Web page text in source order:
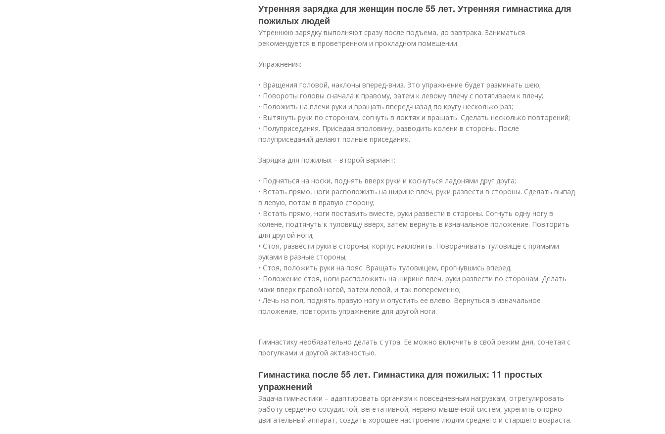
Утренняя зарядка для женщин после 55 лет. Утренняя гимнастика для
пожилых людей
Утреннюю зарядку выполняют сразу после подъема, до завтрака. Заниматься
рекомендуется в проветренном и прохладном помещении.
Упражнения:
• Вращения головой, наклоны вперед-вниз. Это упражнение будет разминать шею;
• Повороты головы сначала к правому, затем к левому плечу с потягиваем к плечу;
• Положить на плечи руки и вращать вперед-назад по кругу несколько раз;
• Вытянуть руки по сторонам, согнуть в локтях и вращать. Сделать несколько повторений;
• Полуприседания. Приседая вполовину, разводить колени в стороны. После
полуприседаний делают полные приседания.
Зарядка для пожилых – второй вариант:
• Подняться на носки, поднять вверх руки и коснуться ладонями друг друга;
• Встать прямо, ноги расположить на ширине плеч, руки развести в стороны. Сделать выпад
в левую, потом в правую сторону;
• Встать прямо, ноги поставить вместе, руки развести в стороны. Согнуть одну ногу в
колене, подтянуть к туловищу вверх, затем вернуть в изначальное положение. Повторить
для другой ноги;
• Стоя, развести руки в стороны, корпус наклонить. Поворачивать туловище с прямыми
руками в разные стороны;
• Стоя, положить руки на пояс. Вращать туловищем, прогнувшись вперед;
• Положение стоя, ноги расположить на ширине плеч, руки развести по сторонам. Делать
махи вверх правой ногой, затем левой, и так попеременно;
• Лечь на пол, поднять правую ногу и опустить ее влево. Вернуться в изначальное
положение, повторить упражнение для другой ноги.
Гимнастику необязательно делать с утра. Ее можно включить в свой режим дня, сочетая с
прогулками и другой активностью.
Гимнастика после 55 лет. Гимнастика для пожилых: 11 простых
упражнений
Задача гимнастики – адаптировать организм к повседневным нагрузкам, отрегулировать
работу сердечно-сосудистой, вегетативной, нервно-мышечной систем, укрепить опорно-
двигательный аппарат, создать хорошее настроение людям среднего и старшего возраста.